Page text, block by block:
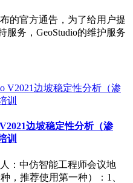
的官方通告，为了给用户提
服务，GeoStudio的维护服务
边坡稳定性分析（渗
训
：中仿智能工程师会议地
，推荐使用第一种）：1、